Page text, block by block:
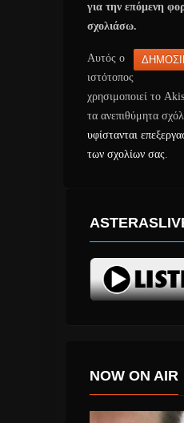
για την επόμενη
σχολιάσω.
Αυτός ο
ιστότοπος
χρησιμοποιεί το
τα ανεπιθύμητα
υφίστανται
των σχολίων σας.
NOW ON AIR